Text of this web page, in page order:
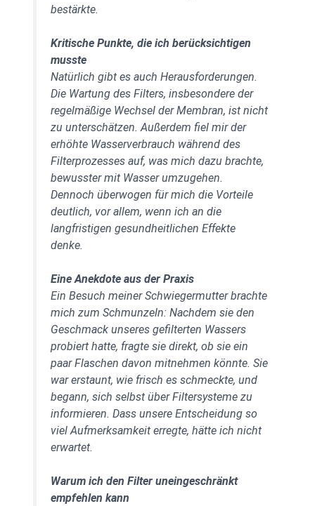
bestärkte.
Kritische Punkte, die ich berücksichtigen
musste
Natürlich gibt es auch Herausforderungen.
Die Wartung des Filters, insbesondere der
regelmäßige Wechsel der Membran, ist nicht
zu unterschätzen. Außerdem fiel mir der
erhöhte Wasserverbrauch während des
Filterprozesses auf, was mich dazu brachte,
bewusster mit Wasser umzugehen.
Dennoch überwogen für mich die Vorteile
deutlich, vor allem, wenn ich an die
langfristigen gesundheitlichen Effekte
denke.
Eine Anekdote aus der Praxis
Ein Besuch meiner Schwiegermutter brachte
mich zum Schmunzeln: Nachdem sie den
Geschmack unseres gefilterten Wassers
probiert hatte, fragte sie direkt, ob sie ein
paar Flaschen davon mitnehmen könnte. Sie
war erstaunt, wie frisch es schmeckte, und
begann, sich selbst über Filtersysteme zu
informieren. Dass unsere Entscheidung so
viel Aufmerksamkeit erregte, hätte ich nicht
erwartet.
Warum ich den Filter uneingeschränkt
empfehlen kann